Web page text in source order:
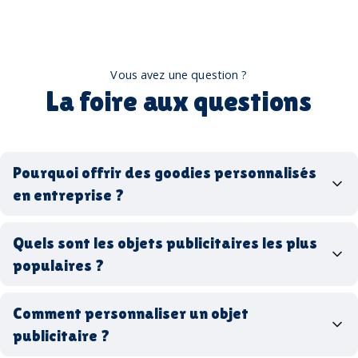
Vous avez une question ?
La foire aux questions
Pourquoi offrir des goodies personnalisés
en entreprise ?
Quels sont les objets publicitaires les plus
populaires ?
stylos personnalisés
tote bags publicitaires
gourdes réutilisables
Comment personnaliser un objet
publicitaire ?